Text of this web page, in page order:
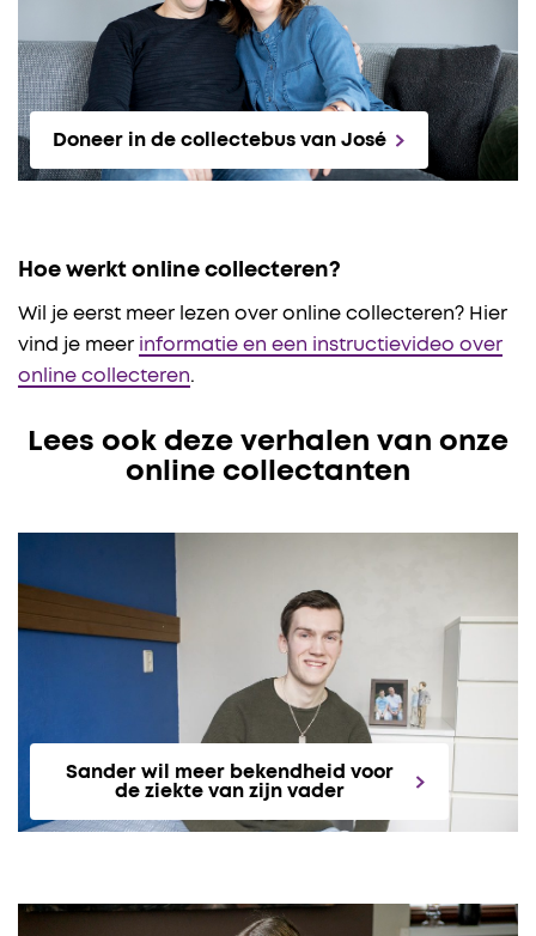
Doneer in de collectebus van José
Hoe werkt online collecteren?
Wil je eerst meer lezen over online collecteren? Hier
vind je meer informatie en een instructievideo over
online collecteren.
Lees ook deze verhalen van onze
online collectanten
Sander wil meer bekendheid voor
de ziekte van zijn vader